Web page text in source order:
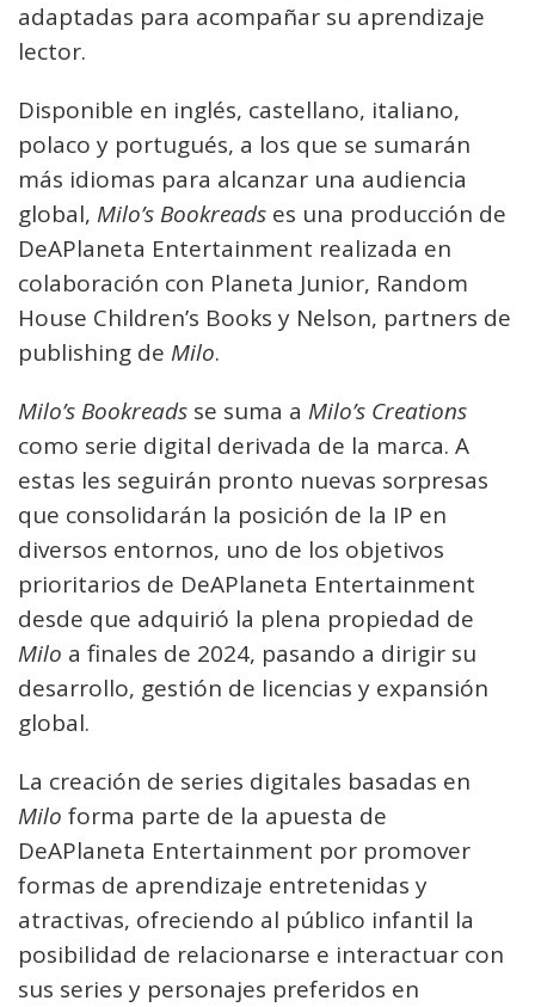
adaptadas para acompañar su aprendizaje
lector.
Disponible en inglés, castellano, italiano,
polaco y portugués, a los que se sumarán
más idiomas para alcanzar una audiencia
global, Milo’s Bookreads es una producción de
DeAPlaneta Entertainment realizada en
colaboración con Planeta Junior, Random
House Children’s Books y Nelson, partners de
publishing de Milo.
Milo’s Bookreads se suma a Milo’s Creations
como serie digital derivada de la marca. A
estas les seguirán pronto nuevas sorpresas
que consolidarán la posición de la IP en
diversos entornos, uno de los objetivos
prioritarios de DeAPlaneta Entertainment
desde que adquirió la plena propiedad de
Milo a finales de 2024, pasando a dirigir su
desarrollo, gestión de licencias y expansión
global.
La creación de series digitales basadas en
Milo forma parte de la apuesta de
DeAPlaneta Entertainment por promover
formas de aprendizaje entretenidas y
atractivas, ofreciendo al público infantil la
posibilidad de relacionarse e interactuar con
sus series y personajes preferidos en